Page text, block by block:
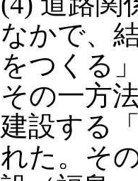
なかで、
をつくる
その一方
建設する
れた。そ